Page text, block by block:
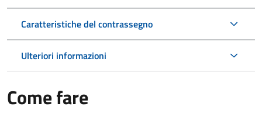
Caratteristiche del contrassegno
Ulteriori informazioni
Come fare